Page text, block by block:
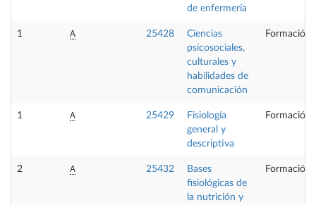
de enfermería
1 A 25428
Ciencias
psicosociales,
culturales y
habilidades de
comunicación
Formación
1 A 25429
Fisiología
general y
descriptiva
Formación
2 A 25432
Bases
fisiológicas de
la nutrición y
Formación